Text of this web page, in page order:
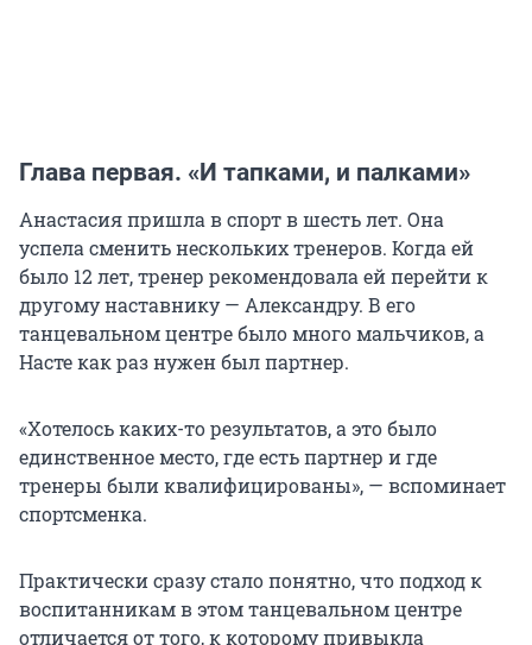
Глава первая. «И тапками, и палками»
Анастасия пришла в спорт в шесть лет. Она
успела сменить нескольких тренеров. Когда ей
было 12 лет, тренер рекомендовала ей перейти к
другому наставнику — Александру. В его
танцевальном центре было много мальчиков, а
Насте как раз нужен был партнер.
«Хотелось каких-то результатов, а это было
единственное место, где есть партнер и где
тренеры были квалифицированы», — вспоминает
спортсменка.
Практически сразу стало понятно, что подход к
воспитанникам в этом танцевальном центре
отличается от того, к которому привыкла